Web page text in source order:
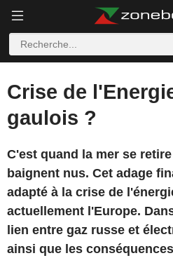
Crise de
gaulois ?
C'est quand la mer se
baignent nus. Cet adage
adapté à la crise de
actuellement l'Europe.
lien entre gaz russe et
ainsi que les